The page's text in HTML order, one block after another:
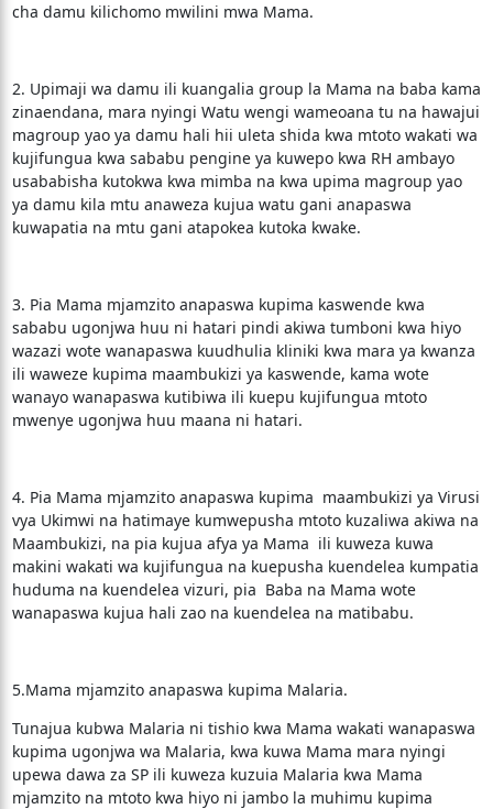
cha damu kilichomo mwilini mwa Mama.
2. Upimaji wa damu ili kuangalia group la Mama na baba kama
zinaendana, mara nyingi Watu wengi wameoana tu na hawajui
magroup yao ya damu hali hii uleta shida kwa mtoto wakati wa
kujifungua kwa sababu pengine ya kuwepo kwa RH ambayo
usababisha kutokwa kwa mimba na kwa upima magroup yao
ya damu kila mtu anaweza kujua watu gani anapaswa
kuwapatia na mtu gani atapokea kutoka kwake.
3. Pia Mama mjamzito anapaswa kupima kaswende kwa
sababu ugonjwa huu ni hatari pindi akiwa tumboni kwa hiyo
wazazi wote wanapaswa kuudhulia kliniki kwa mara ya kwanza
ili waweze kupima maambukizi ya kaswende, kama wote
wanayo wanapaswa kutibiwa ili kuepu kujifungua mtoto
mwenye ugonjwa huu maana ni hatari.
4. Pia Mama mjamzito anapaswa kupima maambukizi ya Virusi
vya Ukimwi na hatimaye kumwepusha mtoto kuzaliwa akiwa na
Maambukizi, na pia kujua afya ya Mama ili kuweza kuwa
makini wakati wa kujifungua na kuepusha kuendelea kumpatia
huduma na kuendelea vizuri, pia Baba na Mama wote
wanapaswa kujua hali zao na kuendelea na matibabu.
5.Mama mjamzito anapaswa kupima Malaria.
Tunajua kubwa Malaria ni tishio kwa Mama wakati wanapaswa
kupima ugonjwa wa Malaria, kwa kuwa Mama mara nyingi
upewa dawa za SP ili kuweza kuzuia Malaria kwa Mama
mjamzito na mtoto kwa hiyo ni jambo la muhimu kupima